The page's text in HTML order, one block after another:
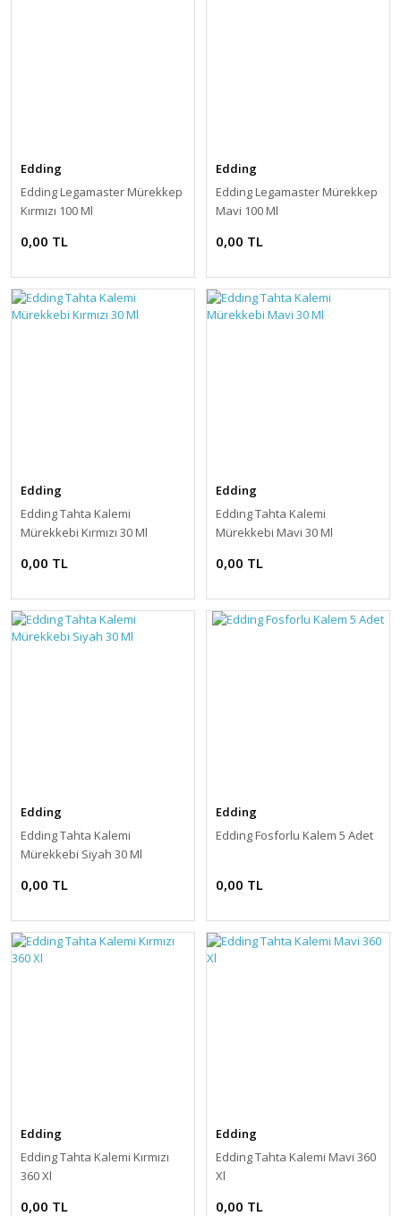
Edding
Edding Legamaster Mürekkep
Kırmızı 100 Ml
0,00 TL
Edding
Edding Legamaster Mürekkep
Mavi 100 Ml
0,00 TL
Edding
Edding Tahta Kalemi
Mürekkebi Kırmızı 30 Ml
0,00 TL
Edding
Edding Tahta Kalemi
Mürekkebi Mavi 30 Ml
0,00 TL
Edding
Edding Tahta Kalemi
Mürekkebi Siyah 30 Ml
0,00 TL
Edding
Edding Fosforlu Kalem 5 Adet
0,00 TL
Edding
Edding Tahta Kalemi Kırmızı
360 Xl
0,00 TL
Edding
Edding Tahta Kalemi Mavi 360
Xl
0,00 TL